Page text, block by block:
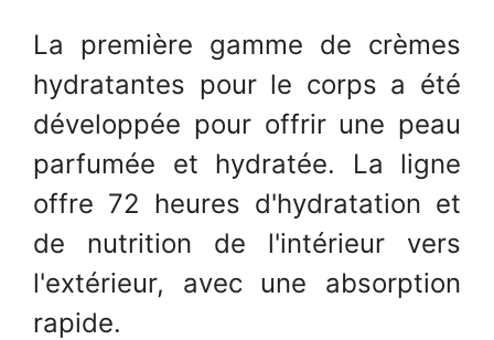
La première gamme de crèmes
hydratantes pour le corps a été
développée pour offrir une peau
parfumée et hydratée. La ligne
offre 72 heures d'hydratation et
de nutrition de l'intérieur vers
l'extérieur, avec une absorption
rapide.